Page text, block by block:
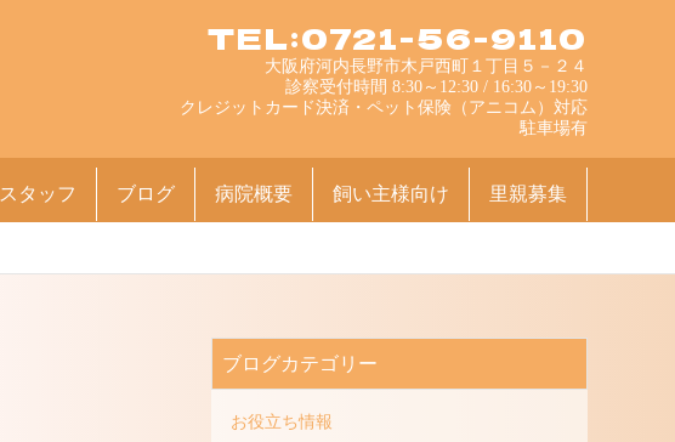
TEL:0721-56-9110
大阪府河内長野市木戸西町１丁目５－２４
診察受付時間 8:30～12:30 / 16:30～19:30
クレジットカード決済・ペット保険（アニコム）対応
駐車場有
スタッフ ブログ 病院概要 飼い主様向け 里親募集
ブログカテゴリー
お役立ち情報